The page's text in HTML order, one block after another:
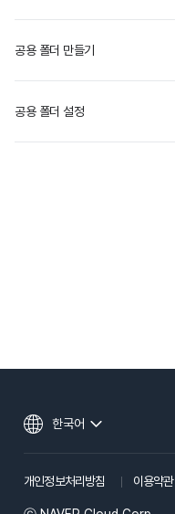
공용 폴더 만들기
공용 폴더 설정
개인정보처리방침 이용약관
한국어